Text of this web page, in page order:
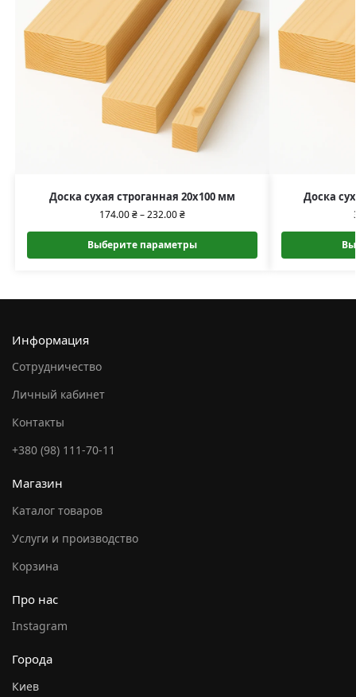
Доска сухая строганная 20х100 мм
174.00₴–232.00₴
Выберите параметры
Доска
Информация
Сотрудничество
Личный кабинет
Контакты
+380 (98) 111-70-11
Магазин
Каталог товаров
Услуги и производство
Корзина
Про нас
Instagram
Города
Киев